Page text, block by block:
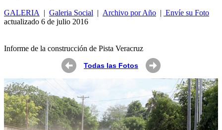
GALERIA
| Galeria Social | Archivo por Año | Envíe su Foto
actualizado 6 de julio 2016
Informe de la construcción de Pista Veracruz
Todas las Fotos